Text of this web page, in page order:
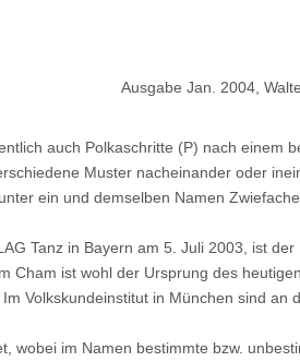
Ausgabe Jan. 2004,
auch Polkaschritte (P) nach einem
Muster nacheinander oder
ein und demselben Namen
Tanz in Bayern am 5. Juli 2003, ist
ist wohl der Ursprung des
Volkskundeinstitut in München sind an
im Namen bestimmte bzw.